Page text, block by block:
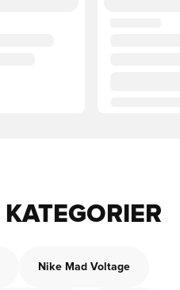
KATEGORIER
Nike Mad Voltage